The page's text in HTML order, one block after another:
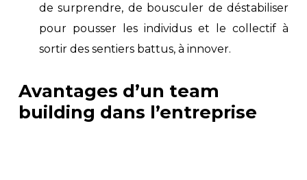
de surprendre, de bousculer de déstabiliser
pour pousser les individus et le collectif à
sortir des sentiers battus, à innover.
Avantages d’un team
building dans l’entreprise